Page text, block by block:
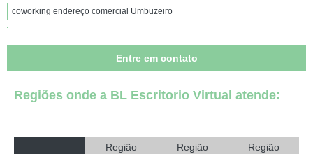
coworking endereço comercial Umbuzeiro
coworking salas comerciais contato Bonito de Santa Fé
Entre em contato
Regiões onde a BL Escritorio Virtual atende:
Região
Região
Região